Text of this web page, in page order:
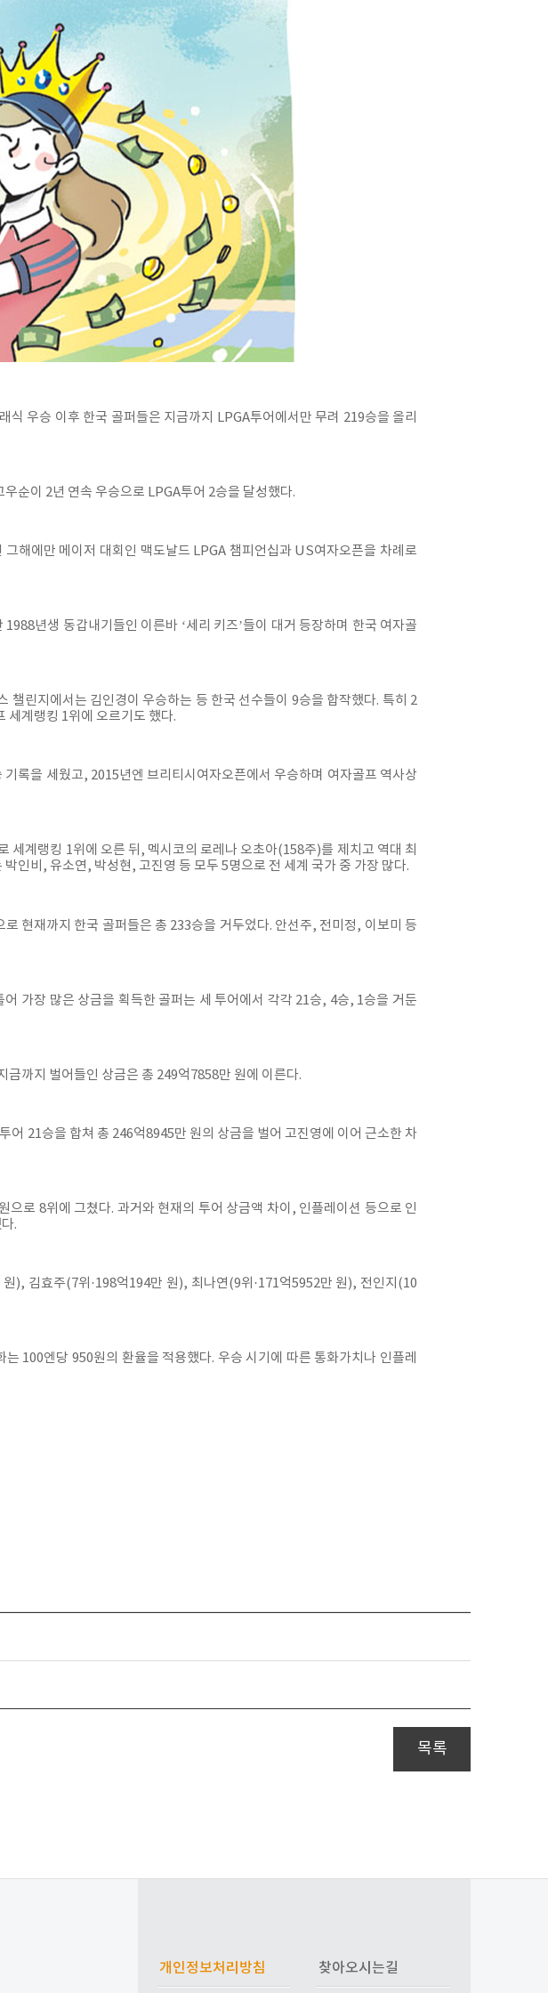
우승 이후 한국 골퍼들은 지금까지 LPGA투어에서만 무려 219승을 올리
순이 2년 연속 우승으로 LPGA투어 2승을 달성했다.
해에만 메이저 대회인 맥도날드 LPGA 챔피언십과 US여자오픈을 차례로
년생 동갑내기들인 이른바 ‘세리 키즈’들이 대거 등장하며 한국 여자골
린지에서는 김인경이 우승하는 등 한국 선수들이 9승을 합작했다. 특히 2
세계랭킹 1위에 오르기도 했다.
록을 세웠고, 2015년엔 브리티시여자오픈에서 우승하며 여자골프 역사상
세계랭킹 1위에 오른 뒤, 멕시코의 로레나 오초아(158주)를 제치고 역대 최
인비, 유소연, 박성현, 고진영 등 모두 5명으로 전 세계 국가 중 가장 많다.
현재까지 한국 골퍼들은 총 233승을 거두었다. 안선주, 전미정, 이보미 등
가장 많은 상금을 획득한 골퍼는 세 투어에서 각각 21승, 4승, 1승을 거둔
까지 벌어들인 상금은 총 249억7858만 원에 이른다.
21승을 합쳐 총 246억8945만 원의 상금을 벌어 고진영에 이어 근소한 차
로 8위에 그쳤다. 과거와 현재의 투어 상금액 차이, 인플레이션 등으로 인
.
), 김효주(7위·198억194만 원), 최나연(9위·171억5952만 원), 전인지(10
100엔당 950원의 환율을 적용했다. 우승 시기에 따른 통화가치나 인플레
목록
개인정보처리방침 찾아오시는길